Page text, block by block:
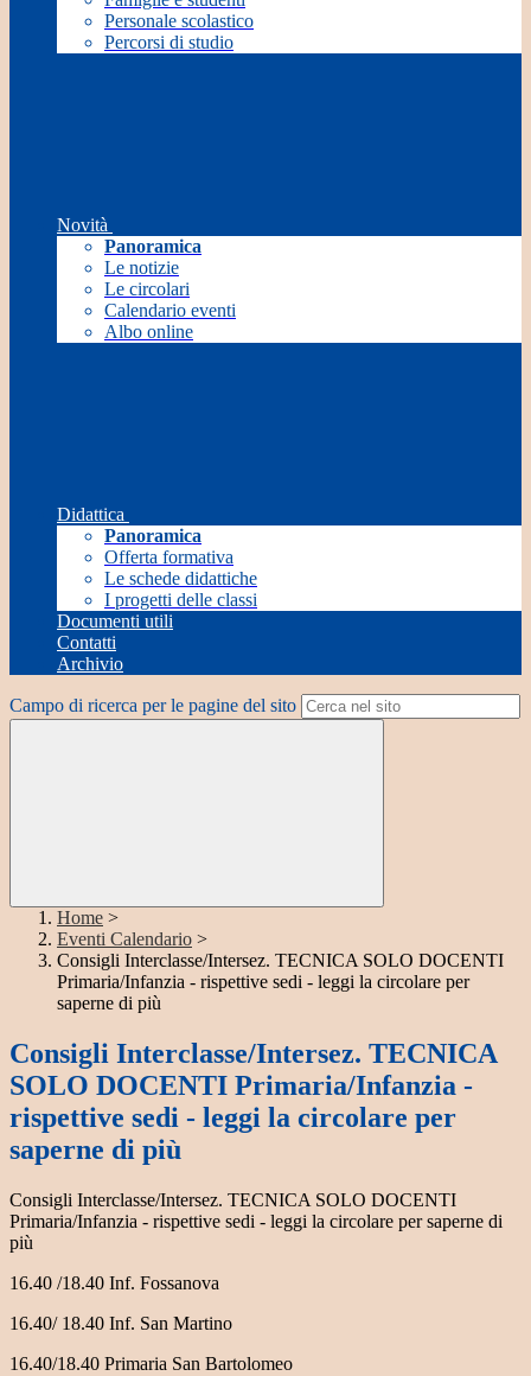
Personale scolastico
Percorsi di studio
Novità
Panoramica
Le notizie
Le circolari
Calendario eventi
Albo online
Didattica
Panoramica
Offerta formativa
Le schede didattiche
I progetti delle classi
Documenti utili
Contatti
Archivio
Campo di ricerca per le pagine del sito
Home >
Eventi Calendario >
Consigli Interclasse/Intersez. TECNICA SOLO DOCENTI
Primaria/Infanzia - rispettive sedi - leggi la circolare per
saperne di più
Consigli Interclasse/Intersez. TECNICA
SOLO DOCENTI Primaria/Infanzia -
rispettive sedi - leggi la circolare per
saperne di più
Consigli Interclasse/Intersez. TECNICA SOLO DOCENTI
Primaria/Infanzia - rispettive sedi - leggi la circolare per saperne di
più
16.40 /18.40 Inf. Fossanova
16.40/ 18.40 Inf. San Martino
16.40/18.40 Primaria San Bartolomeo